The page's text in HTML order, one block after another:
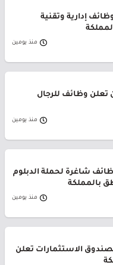
إدارية وتقنية
منذ يومين
تعلن وظائف للرجال
منذ يومين
شاغرة لحملة الدبلوم
بالمملكة
منذ يومين
الاستثمارات تعلن